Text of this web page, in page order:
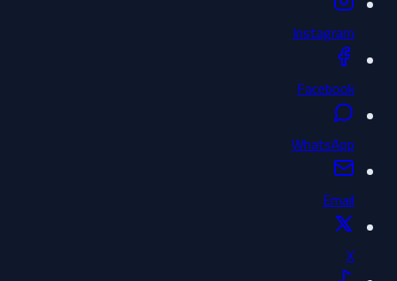
Instagram
Facebook
WhatsApp
Email
X